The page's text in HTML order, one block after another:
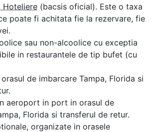
Hoteliere (bacsis oficial). Este o taxa
poate fi achitata fie la rezervare, fie
sau non-alcoolice cu exceptia
in restaurantele de tip bufet (cu
de imbarcare Tampa, Florida si
aeroport in port in orasul de
Florida si transferul de retur.
organizate in orasele